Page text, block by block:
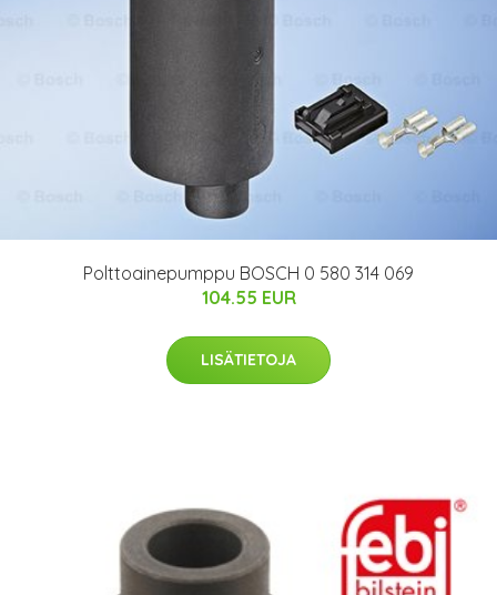
Polttoainepumppu BOSCH 0 580 314 069
104.55 EUR
LISÄTIETOJA